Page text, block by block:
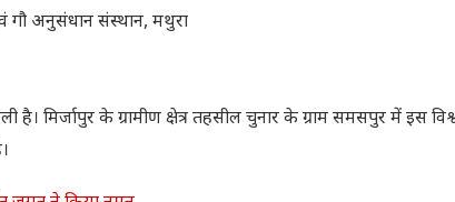
एवं गौ अनुसंधान संस्थान, मथुरा
है। मिर्जापुर के ग्रामीण क्षेत्र तहसील चुनार के ग्राम समसपुर में इस